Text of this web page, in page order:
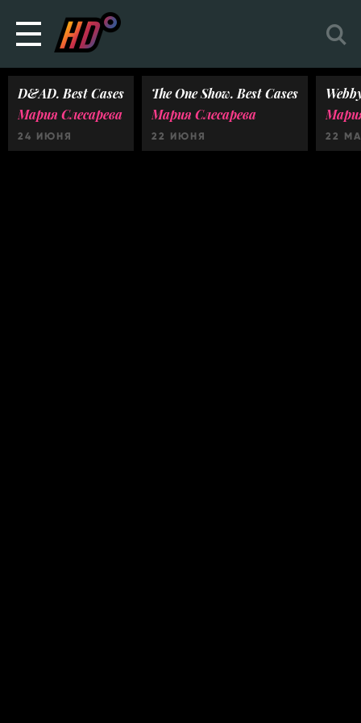
D&AD. Best Cases
Мария Слесарева
24 ИЮНЯ
The One Show. Best Cases
Мария Слесарева
22 ИЮНЯ 22